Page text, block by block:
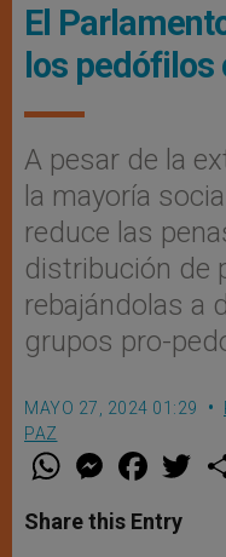
El
los pedófilos
A pesar de la
la mayoría
reduce las
distribución de
rebajándolas a
grupos pro-
MAYO 27, 2024 01:29
PAZ
W
t
s
M
e
s
e
F
a
e
b
w
Share this Entry